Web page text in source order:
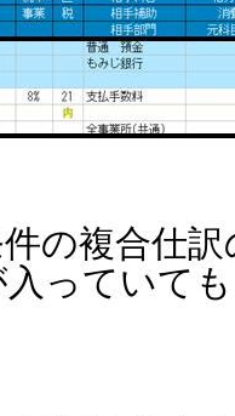
の複合仕
っていて